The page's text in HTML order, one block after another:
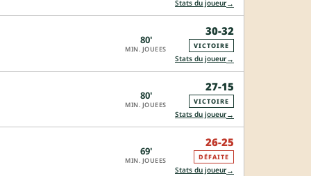
Stats du joueur→
80'
MIN. JOUEES
30-32
VICTOIRE
Stats du joueur→
80'
MIN. JOUEES
27-15
VICTOIRE
Stats du joueur→
69'
MIN. JOUEES
26-25
DÉFAITE
Stats du joueur→